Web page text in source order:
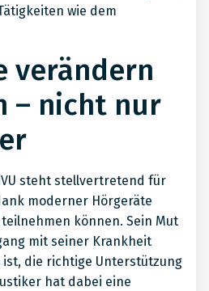
wie dem
verändern
– nicht nur
steht stellvertretend für
moderner Hörgeräte
können. Sein Mut
mit seiner Krankheit
ist, die richtige Unterstützung
hat dabei eine